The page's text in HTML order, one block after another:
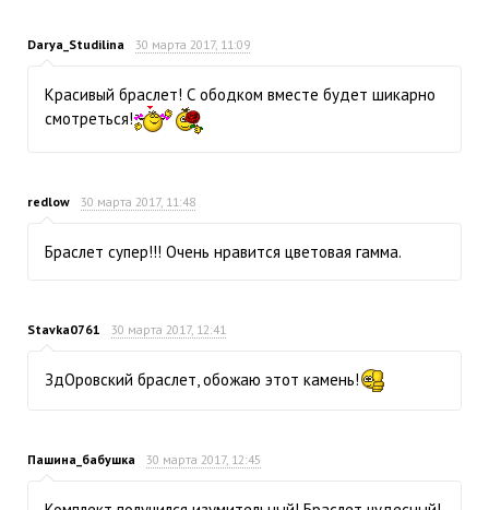
Darya_Studilina 30 марта 2017, 11:09
Красивый браслет! С ободком вместе будет шикарно
смотреться!
redlow 30 марта 2017, 11:48
Браслет супер!!! Очень нравится цветовая гамма.
Stavka0761 30 марта 2017, 12:41
ЗдОровский браслет, обожаю этот камень!
Пашина_бабушка 30 марта 2017, 12:45